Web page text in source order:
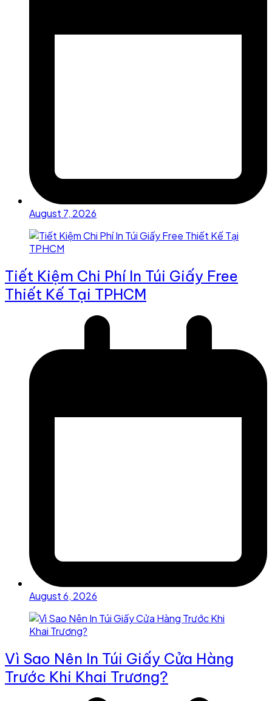
August 7, 2026
Tiết Kiệm Chi Phí In Túi Giấy Free
Thiết Kế Tại TPHCM
August 6, 2026
Vì Sao Nên In Túi Giấy Cửa Hàng
Trước Khi Khai Trương?